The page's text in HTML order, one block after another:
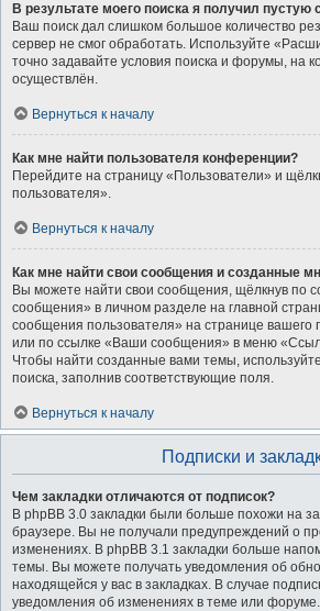
В результате моего поиска я получил пустую
Ваш поиск дал слишком большое количество
сервер не смог обработать. Используйте
точно задавайте условия поиска и форумы, на
осуществлён.
Вернуться к началу
Как мне найти пользователя конференции?
Перейдите на страницу «Пользователи» и
пользователя».
Вернуться к началу
Как мне найти свои сообщения и созданные
Вы можете найти свои сообщения, щёлкнув по
сообщения» в личном разделе на главной
сообщения пользователя» на странице
или по ссылке «Ваши сообщения» в меню
Чтобы найти созданные вами темы,
поиска, заполнив соответствующие поля.
Вернуться к началу
Подписки и
Чем закладки отличаются от подписок?
В phpBB 3.0 закладки были больше похожи на
браузере. Вы не получали предупреждений о
изменениях. В phpBB 3.1 закладки больше
темы. Вы можете получать уведомления об
находящейся у вас в закладках. В случае
уведомления об изменениях в теме или